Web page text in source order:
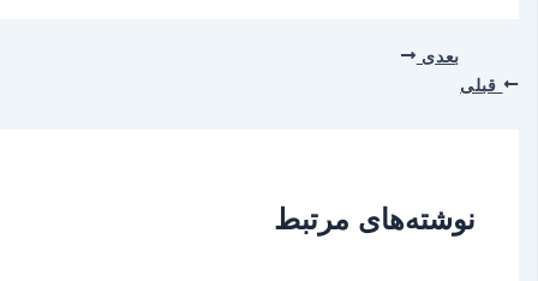
قبلی
بعدی
نوشته‌های مرتبط